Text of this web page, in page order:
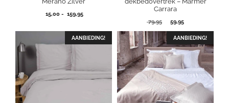
15,00 - 159,95Prijsklasse:
tot
159,95
Carrara
79,95
Oorspronkelijke
was:
79,95.
59,95Huidige
is:
59,95.
AANBIEDING! AANBIEDING!